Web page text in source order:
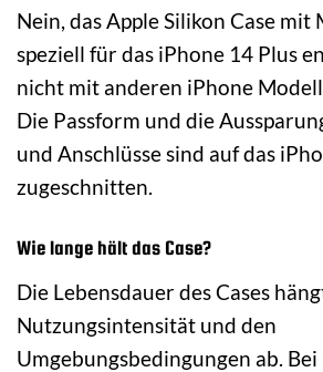
Nein, das Apple Silikon Case mit
speziell für das iPhone 14 Plus
nicht mit anderen iPhone
Die Passform und die
und Anschlüsse sind auf das
zugeschnitten.
Wie lange hält das Case?
Die Lebensdauer des Cases
Nutzungsintensität und den
Umgebungsbedingungen ab.